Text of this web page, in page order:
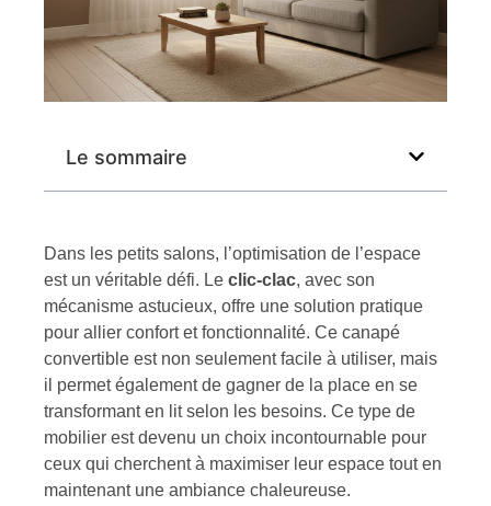
Le sommaire
Dans les petits salons, l’optimisation de l’espace
est un véritable défi. Le clic-clac, avec son
mécanisme astucieux, offre une solution pratique
pour allier confort et fonctionnalité. Ce canapé
convertible est non seulement facile à utiliser, mais
il permet également de gagner de la place en se
transformant en lit selon les besoins. Ce type de
mobilier est devenu un choix incontournable pour
ceux qui cherchent à maximiser leur espace tout en
maintenant une ambiance chaleureuse.